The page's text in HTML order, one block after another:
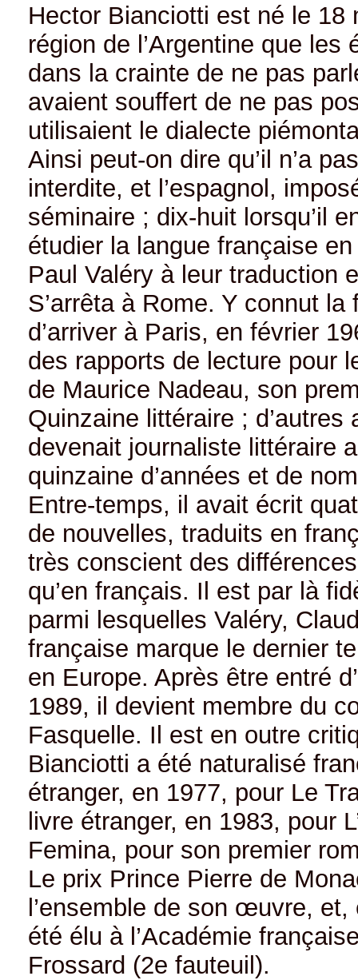
Hector Bianciotti est né le
région de l’Argentine que
dans la crainte de ne pas
avaient souffert de ne pas
utilisaient le dialecte
Ainsi peut-on dire qu’il n’a
interdite, et l’espagnol,
séminaire ; dix-huit lorsqu’il
étudier la langue française
Paul Valéry à leur traduction
S’arrêta à Rome. Y connut
d’arriver à Paris, en février
des rapports de lecture pour
de Maurice Nadeau, son
Quinzaine littéraire ;
devenait journaliste littéraire
quinzaine d’années et de
Entre-temps, il avait écrit
de nouvelles, traduits en
très conscient des
qu’en français. Il est par là
parmi lesquelles Valéry,
française marque le dernier
en Europe. Après être entré
1989, il devient membre du
Fasquelle. Il est en outre
Bianciotti a été naturalisé
étranger, en 1977, pour Le
livre étranger, en 1983, pour
Femina, pour son premier
Le prix Prince Pierre de
l’ensemble de son œuvre,
été élu à l’Académie
Frossard (2e fauteuil).